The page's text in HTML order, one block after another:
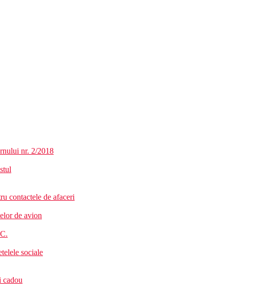
gratuite)
turistica in functie de categoria hotelului. Taxa nu este inclusa in pretul turului si
nr. 2/2018
contactele de afaceri
de avion
sociale
cadou